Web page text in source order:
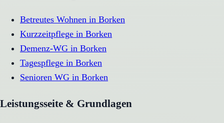
Betreutes Wohnen in Borken
Kurzzeitpflege in Borken
Demenz-WG in Borken
Tagespflege in Borken
Senioren WG in Borken
Leistungsseite & Grundlagen